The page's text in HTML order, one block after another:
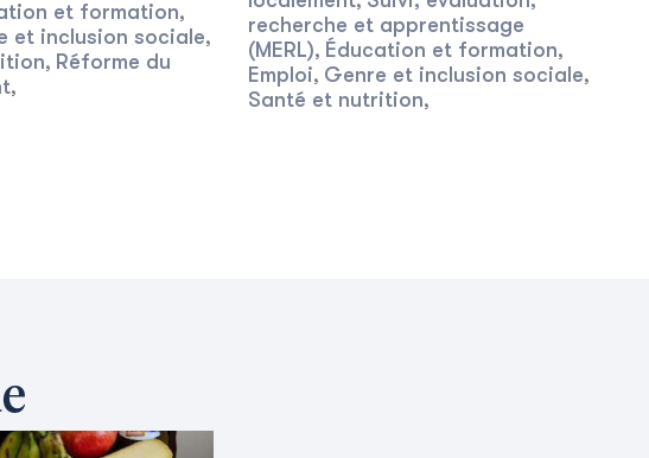
et formation,
et inclusion sociale,
, Réforme du
,
recherche et apprentissage
(MERL), Éducation et formation,
Emploi, Genre et inclusion sociale,
Santé et nutrition,